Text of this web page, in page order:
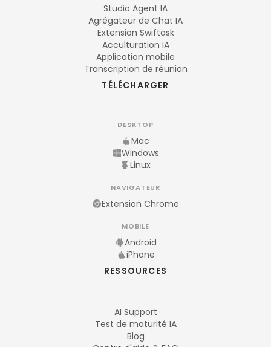
Studio Agent IA
Agrégateur de Chat IA
Extension Swiftask
Acculturation IA
Application mobile
Transcription de réunion
TÉLÉCHARGER
DESKTOP
Mac
Windows
Linux
NAVIGATEUR
Extension Chrome
MOBILE
Android
iPhone
RESSOURCES
AI Support
Test de maturité IA
Blog